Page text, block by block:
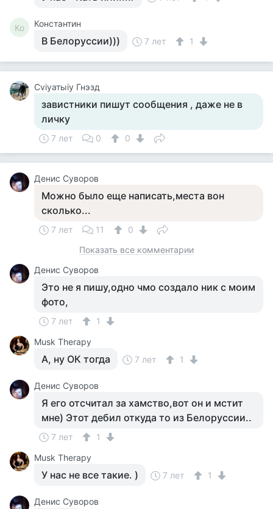
Ко Константин
В Белоруссии))) 7 лет 1
Cviyатыiy Гнэзд
завистники пишут сообщения , даже не в
личку
7 лет 0 0
Денис Суворов
Можно было еще написать,места вон
сколько...
7 лет 11
0
Показать все комментарии
Денис Суворов
Это не я пишу,одно чмо создало ник с моим
фото,
7 лет
1
Musk Therapy
А, ну ОК тогда 7 лет 1
Денис Суворов
Я его отсчитал за хамство,вот он и мстит
мне) Этот дебил откуда то из Белоруссии..
7 лет
1
Musk Therapy
У нас не все такие. ) 7 лет 1
Денис Суворов